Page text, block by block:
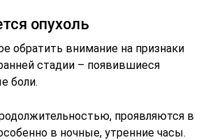
опухоль
обратить внимание на признаки
стадии – появившиеся
боли.
проявляются в
в ночные, утренние часы.